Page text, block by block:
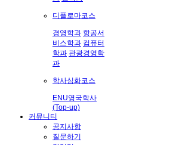
디플로마코스
경영학과 항공서
비스학과 컴퓨터
학과 관광경영학
과
학사심화코스
ENU영국학사
(Top-up)
커뮤니티
공지사항
질문하기